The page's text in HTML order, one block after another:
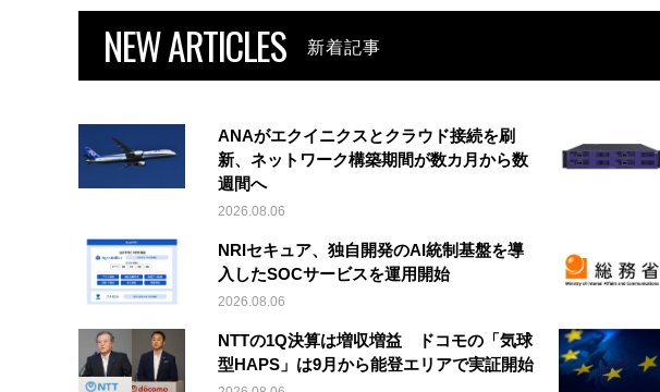
NEW ARTICLES 新着記事
ANAがエクイニクスとクラウド接続を刷
新、ネットワーク構築期間が数カ月から数
週間へ
2026.08.06
NRIセキュア、独自開発のAI統制基盤を導
入したSOCサービスを運用開始
2026.08.06
NTTの1Q決算は増収増益 ドコモの「気球
型HAPS」は9月から能登エリアで実証開始